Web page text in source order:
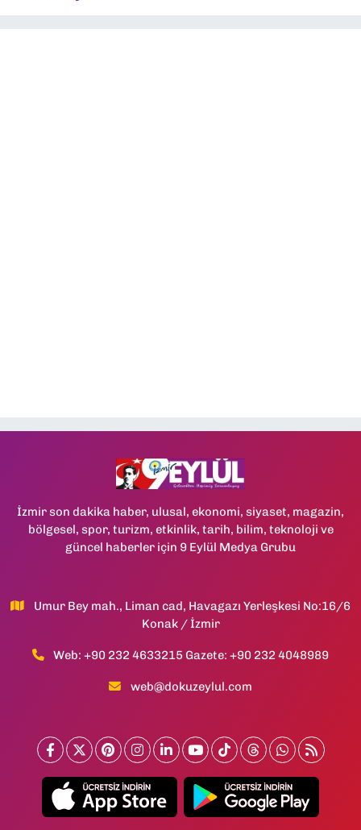
İzmir son dakika haber, ulusal, ekonomi, siyaset, magazin,
bölgesel, spor, turizm, etkinlik, tarih, bilim, teknoloji ve
güncel haberler için 9 Eylül Medya Grubu
Umur Bey mah., Liman cad, Havagazı Yerleşkesi No:16/6
Konak / İzmir
Web: +90 232 4633215 Gazete: +90 232 4048989
web@dokuzeylul.com